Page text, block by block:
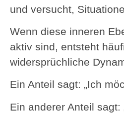
und versucht,
Wenn diese inneren
aktiv sind, entsteht
widersprüchliche
Ein Anteil sagt: „Ich
Ein anderer Anteil sagt: